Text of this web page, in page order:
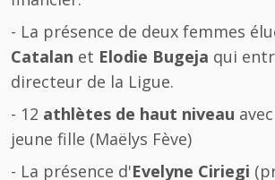
- La présence de deux femmes
Catalan et Elodie Bugeja qui
directeur de la Ligue.
- 12 athlètes de haut niveau
jeune fille (Maëlys Fève)
- La présence d'Evelyne Ciriegi